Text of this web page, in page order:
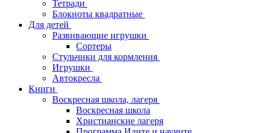
Тетради
Блокноты квадратные
Для детей
Развивающие игрушки
Сортеры
Стульчики для кормления
Игрушки
Автокресла
Книги
Воскресная школа, лагеря
Воскресная школа
Христианские лагеря